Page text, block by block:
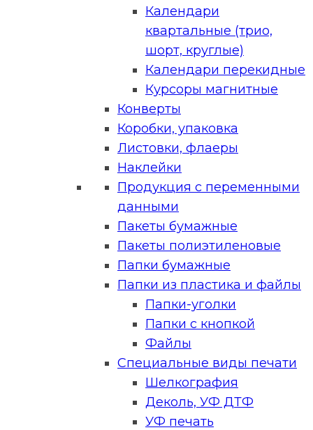
Календари
квартальные (трио,
шорт, круглые)
Календари перекидные
Курсоры магнитные
Конверты
Коробки, упаковка
Листовки, флаеры
Наклейки
Продукция с переменными
данными
Пакеты бумажные
Пакеты полиэтиленовые
Папки бумажные
Папки из пластика и файлы
Папки-уголки
Папки с кнопкой
Файлы
Специальные виды печати
Шелкография
Деколь, УФ ДТФ
УФ печать